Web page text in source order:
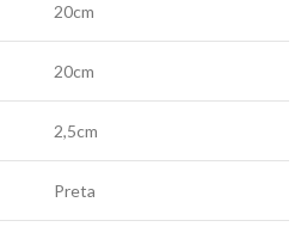
20cm
20cm
2,5cm
Preta